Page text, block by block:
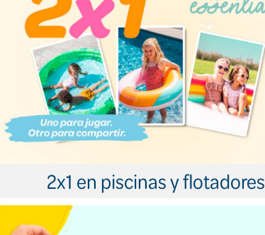
2x1 en piscinas y flotadores